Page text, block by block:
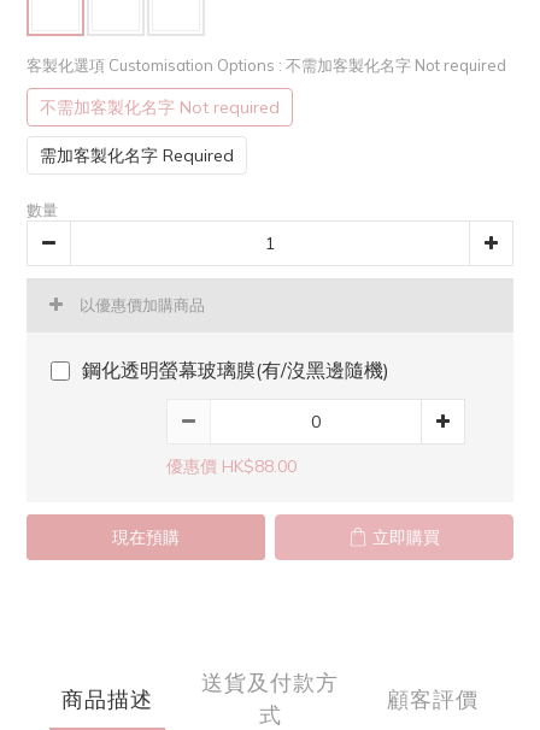
客製化選項 Customisation Options : 不需加客製化名字 Not required
不需加客製化名字 Not required
需加客製化名字 Required
數量
以優惠價加購商品
鋼化透明螢幕玻璃膜(有/沒黑邊隨機)
優惠價 HK$88.00
現在預購 立即購買
商品描述
送貨及付款方
式
顧客評價